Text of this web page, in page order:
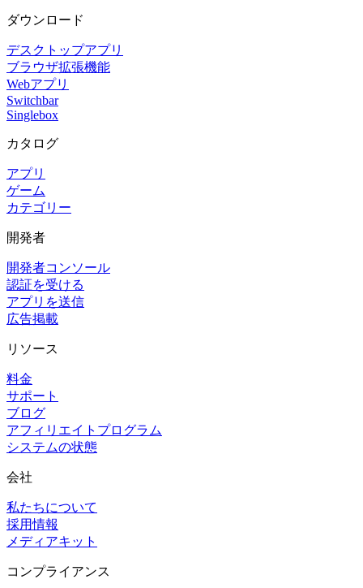
ダウンロード
デスクトップアプリ
ブラウザ拡張機能
Webアプリ
Switchbar
Singlebox
カタログ
アプリ
ゲーム
カテゴリー
開発者
開発者コンソール
認証を受ける
アプリを送信
広告掲載
リソース
料金
サポート
ブログ
アフィリエイトプログラム
システムの状態
会社
私たちについて
採用情報
メディアキット
コンプライアンス